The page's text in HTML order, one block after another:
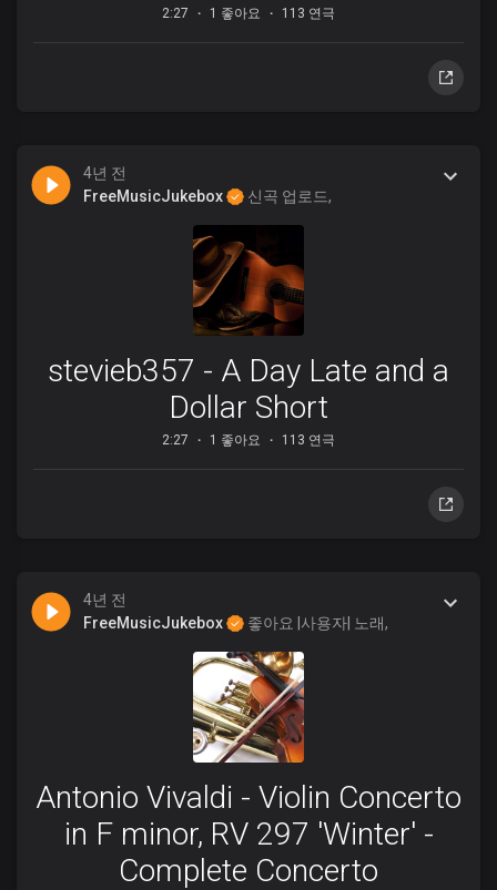
2:27 1 좋아요 113 연극
4년 전
FreeMusicJukebox
신곡 업로드,
stevieb357 - A Day Late and a
Dollar Short
2:27 1 좋아요 113 연극
4년 전
FreeMusicJukebox
좋아요 |사용자| 노래,
Antonio Vivaldi - Violin Concerto
in F minor, RV 297 'Winter' -
Complete Concerto